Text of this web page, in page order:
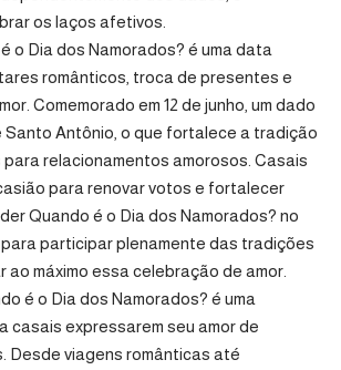
os laços afetivos.
o Dia dos Namorados? é uma data
românticos, troca de presentes e
Comemorado em 12 de junho, um dado
Santo Antônio, o que fortalece a tradição
relacionamentos amorosos. Casais
para renovar votos e fortalecer
Quando é o Dia dos Namorados? no
participar plenamente das tradições
ao máximo essa celebração de amor.
é o Dia dos Namorados? é uma
casais expressarem seu amor de
Desde viagens românticas até